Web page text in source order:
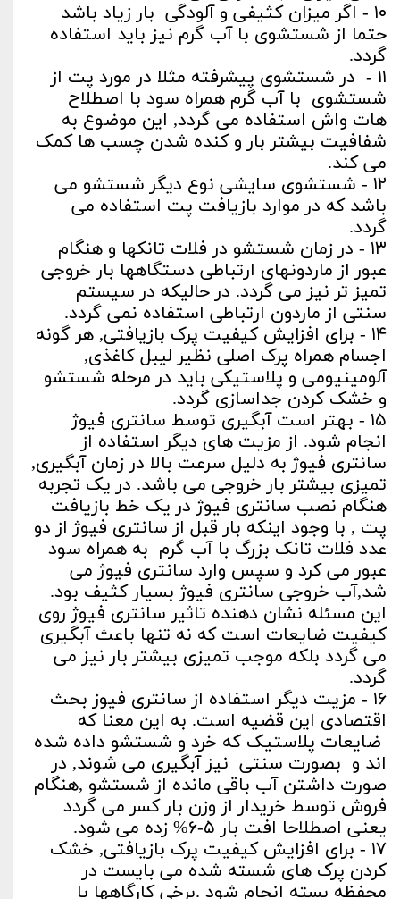
۱۰ - اگر میزان کثیفی و آلودگی بار زیاد باشد
حتما از شستشوی با آب گرم نیز باید استفاده
گردد.
۱۱ - در شستشوی پیشرفته مثلا در مورد پت از
شستشوی با آب گرم همراه سود با اصطلاح
هات واش استفاده می گردد, این موضوع به
شفافیت بیشتر بار و کنده شدن چسب ها کمک
می کند.
۱۲ - شستشوی سایشی نوع دیگر شستشو می
باشد که در موارد بازیافت پت استفاده می
گردد.
۱۳ - در زمان شستشو در فلات تانکها و هنگام
عبور از ماردونهای ارتباطی دستگاهها بار خروجی
تمیز تر نیز می گردد. در حالیکه در سیستم
سنتی از ماردون ارتباطی استفاده نمی گردد.
۱۴ - برای افزایش کیفیت پرک بازیافتی, هر گونه
اجسام همراه پرک اصلی نظیر لیبل کاغذی,
آلومینیومی و پلاستیکی باید در مرحله شستشو
و خشک کردن جداسازی گردد.
۱۵ - بهتر است آبگیری توسط سانتری فیوژ
انجام شود. از مزیت های دیگر استفاده از
سانتری فیوژ به دلیل سرعت بالا در زمان آبگیری,
تمیزی بیشتر بار خروجی می باشد. در یک تجربه
هنگام نصب سانتری فیوژ در یک خط بازیافت
پت , با وجود اینکه بار قبل از سانتری فیوژ از دو
عدد فلات تانک بزرگ با آب گرم به همراه سود
عبور می کرد و سپس وارد سانتری فیوژ می
شد,آب خروجی سانتری فیوژ بسیار کثیف بود.
این مسئله نشان دهنده تاثیر سانتری فیوژ روی
کیفیت ضایعات است که نه تنها باعث آبگیری
می گردد بلکه موجب تمیزی بیشتر بار نیز می
گردد.
۱۶ - مزیت دیگر استفاده از سانتری فیوز بحث
اقتصادی این قضیه است. به این معنا که
ضایعات پلاستیک که خرد و شستشو داده شده
اند و بصورت سنتی نیز آبگیری می شوند, در
صورت داشتن آب باقی مانده از شستشو ,هنگام
فروش توسط خریدار از وزن بار کسر می گردد
یعنی اصطلاحا افت بار ۵-۶% زده می شود.
۱۷ - برای افزایش کیفیت پرک بازیافتی, خشک
کردن پرک های شسته شده می بایست در
محفظه بسته انجام شود .برخی کارگاهها با